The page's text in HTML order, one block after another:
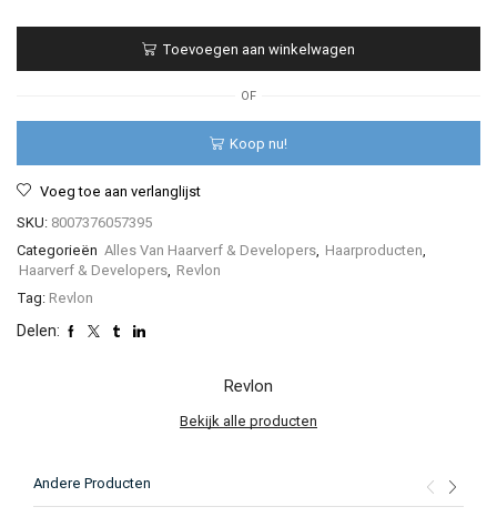
Colorsmetique
60
Toevoegen aan winkelwagen
OF
Koop nu!
Voeg toe aan verlanglijst
SKU: 8007376057395
Categorieën Alles Van Haarverf & Developers, Haarproducten,
Haarverf & Developers, Revlon
Tag: Revlon
Delen:
Revlon
Bekijk alle producten
Andere Producten